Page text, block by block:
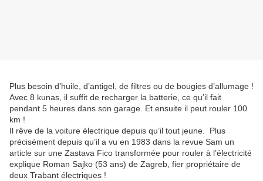
Plus besoin d’huile, d’antigel, de filtres ou de bougies d’allumage !
Avec 8 kunas, il suffit de recharger la batterie, ce qu’il fait
pendant 5 heures dans son garage. Et ensuite il peut rouler 100
km !
Il rêve de la voiture électrique depuis qu’il tout jeune. Plus
précisément depuis qu’il a vu en 1983 dans la revue Sam un
article sur une Zastava Fico transformée pour rouler à l’électricité
explique Roman Sajko (53 ans) de Zagreb, fier propriétaire de
deux Trabant électriques !